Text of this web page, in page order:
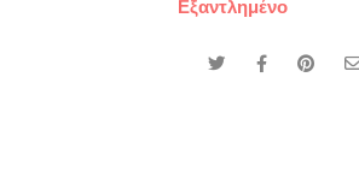
Εξαντλημένο